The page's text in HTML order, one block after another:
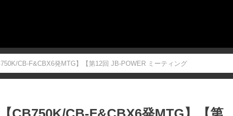
CB-F&CBX6発MTG】【第12回 JB-POWER ミーティング